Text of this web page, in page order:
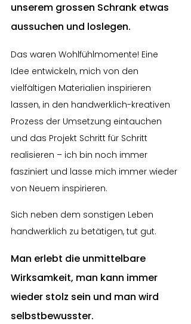
unserem grossen Schrank etwas
aussuchen und loslegen.
Das waren Wohlfühlmomente! Eine
Idee entwickeln, mich von den
vielfältigen Materialien inspirieren
lassen, in den handwerklich-kreativen
Prozess der Umsetzung eintauchen
und das Projekt Schritt für Schritt
realisieren – ich bin noch immer
fasziniert und lasse mich immer wieder
von Neuem inspirieren.
Sich neben dem sonstigen Leben
handwerklich zu betätigen, tut gut.
Man erlebt die unmittelbare
Wirksamkeit, man kann immer
wieder stolz sein und man wird
selbstbewusster.